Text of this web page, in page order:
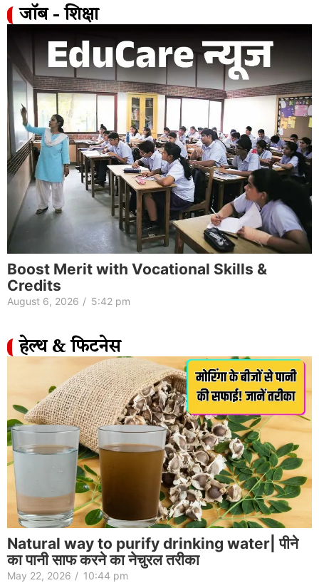
जॉब - शिक्षा
Boost Merit with Vocational Skills &
Credits
August 6, 2026 / 5:42 pm
हेल्थ & फिटनेस
Natural way to purify drinking water| पीने
का पानी साफ करने का नेचुरल तरीका
May 22, 2026 / 10:44 pm